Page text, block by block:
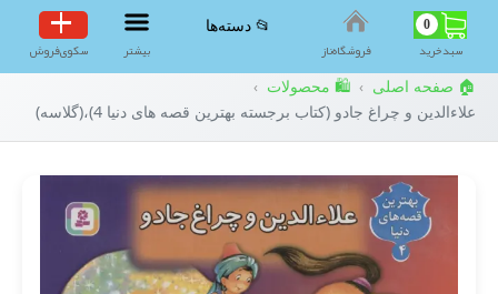
0
سبد‌خرید فروشگاه‌ناز
📂 دسته‌ها
بیشتر سکوی‌فروش
🏠 صفحه اصلی › 🛍️ محصولات ›
علاءالدین و چراغ جادو (کتاب برجسته بهترین قصه های دنیا 4)،(گلاسه)